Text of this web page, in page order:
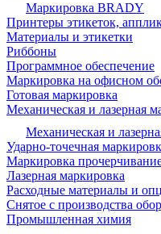
Маркировка BRADY
Принтеры этикеток,
Материалы и этикетки
Риббоны
Программное обеспечение
Маркировка на офисном
Готовая маркировка
Механическая и лазерная
Механическая и
Ударно-точечная
Маркировка
Лазерная маркировка
Расходные материалы и
Снятое с производства
Промышленная химия